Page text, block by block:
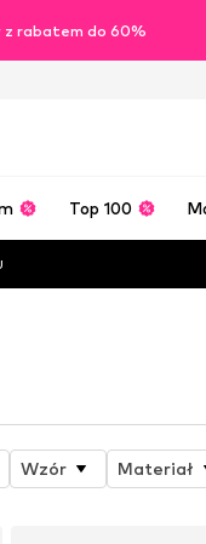
z rabatem do 60%
Top 100
Wzór Materiał